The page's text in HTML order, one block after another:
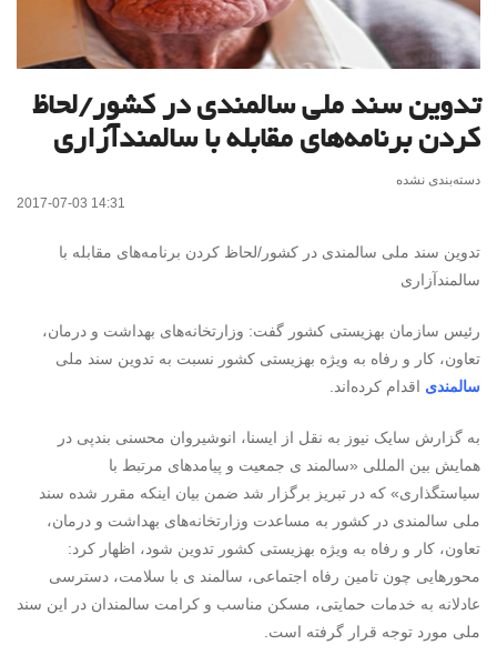
تدوین سند ملی سالمندی در کشور/لحاظ
کردن برنامه‌های مقابله با سالمندآزاری
دسته‌بندی نشده
2017-07-03 14:31
تدوین سند ملی سالمندی در کشور/لحاظ کردن برنامه‌های مقابله با
سالمندآزاری
رئیس سازمان بهزیستی کشور گفت: وزارتخانه‌های بهداشت و درمان،
تعاون، کار و رفاه به ویژه بهزیستی کشور نسبت به تدوین سند ملی
سالمندی اقدام کرده‌اند.
به گزارش سایک نیوز به نقل از ایسنا، انوشیروان محسنی بندپی در
همایش بین المللی «سالمند ی جمعیت و پیامدهای مرتبط با
سیاستگذاری» که در تبریز برگزار شد ضمن بیان اینکه مقرر شده سند
ملی سالمندی در کشور به مساعدت وزارتخانه‌های بهداشت و درمان،
تعاون، کار و رفاه به ویژه بهزیستی کشور تدوین شود، اظهار کرد:
محورهایی چون تامین رفاه اجتماعی، سالمند ی با سلامت، دسترسی
عادلانه به خدمات حمایتی، مسکن مناسب و کرامت سالمندان در این سند
ملی مورد توجه قرار گرفته است.